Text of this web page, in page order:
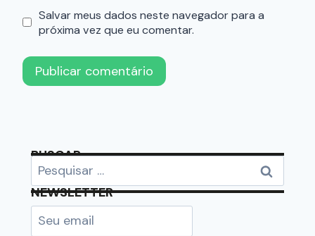
Salvar meus dados neste navegador para a
próxima vez que eu comentar.
BUSCAR
NEWSLETTER